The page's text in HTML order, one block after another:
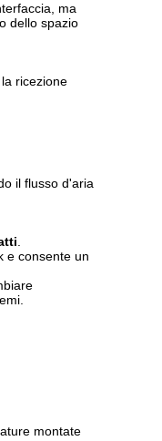
ma
dello spazio
ricezione
il flusso d'aria
e consente un
montate